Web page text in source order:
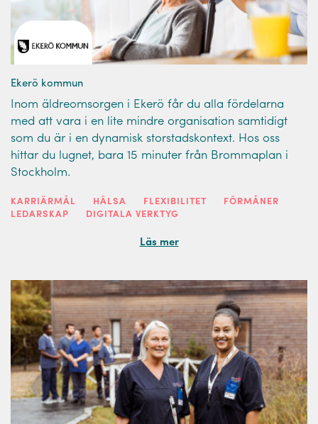
Ekerö kommun
Inom äldreomsorgen i Ekerö får du alla fördelarna
med att vara i en lite mindre organisation samtidigt
som du är i en dynamisk storstadskontext. Hos oss
hittar du lugnet, bara 15 minuter från Brommaplan i
Stockholm.
KARRIÄRMÅL HÄLSA FLEXIBILITET
FÖRMÅNER
LEDARSKAP
DIGITALA VERKTYG
Läs mer